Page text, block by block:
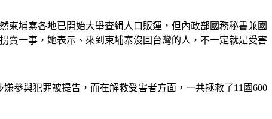
柬埔寨各地已開始大舉查緝人口販運，但內政部國務秘書兼國
賣一事，她表示、來到柬埔寨沒回台灣的人，不一定就是受害
參與犯罪被提告，而在解救受害者方面，一共拯救了11國600